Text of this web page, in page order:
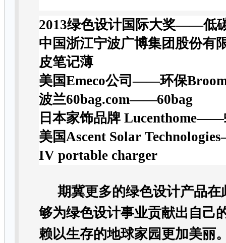
2013绿色设计国际大奖——低
中国浙江宁波广博集团股份
皮笔记薄
美国Emeco公司——环保
波兰60bag.com——60bag
日本家饰品牌
美国Ascent Solar
IV portable charger
期冀更多的绿色设计产品
够为绿色设计事业贡献出自己
赖以生存的地球家园更加美丽